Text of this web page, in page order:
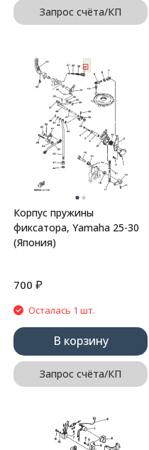
Запрос счёта/КП
Корпус пружины
фиксатора, Yamaha 25-30
(Япония)
700 ₽
Осталась 1 шт.
В корзину
Запрос счёта/КП